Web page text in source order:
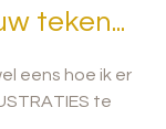
teken...
uit 5 sterren.
eens hoe ik er
te